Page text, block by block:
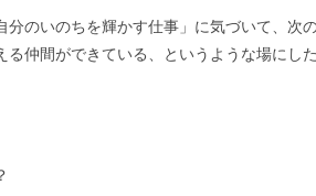
分のいのちを輝かす仕事」に気づいて、次
る仲間ができている、というような場にし